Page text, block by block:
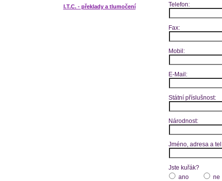
I.T.C. - překlady a tlumočení Telefon:
Fax:
Mobil:
E-Mail:
Státní příslušnost:
Národnost:
Jméno, adresa a
Jste kuřák?
ano
ne